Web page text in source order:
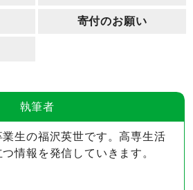
寄付のお願い
執筆者
業生の福沢英世です。高専生活
つ情報を発信していきます。